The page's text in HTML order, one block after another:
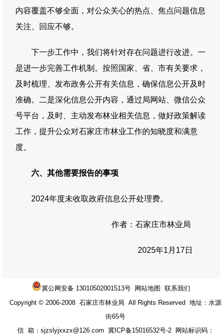
内容覆盖不够全面，对公众关心的热点、焦点问题信息
关注、回应不够。
下一步工作中，我们将针对存在问题进行改进。一
是进一步完善工作机制。按照国家、省、市有关要求，
及时梳理、发布政务公开有关信息，确保信息公开及时
准确。二是深化信息公开内容，通过局网站、微信公众
号平台，及时、主动发布林业相关信息，做好政策解读
工作，提升公众对石家庄市林业工作的知晓度和满意
度。
六、其他需要报告的事项
2024年度未收取政府信息公开处理费。
作者：石家庄市林业局
2025年1月17日
冀公网安备 13010502001513号 网站地图
联系我们
Copyright © 2006-2008 石家庄市林业局 All Rights Reserved 地址：水源
街65号
信 箱：sjzslyjxxzx@126.com 冀ICP备15016532号-2网站标识码：